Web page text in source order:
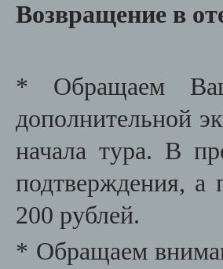
Возвращение в
* Обращаем
дополнительной
начала тура. В
подтверждения, а
200 рублей.
* Обращаем